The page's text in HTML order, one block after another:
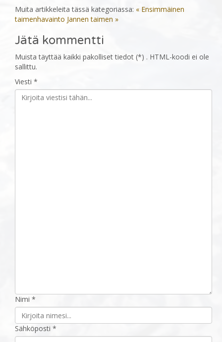
Muita artikkeleita tässä kategoriassa: « Ensimmäinen
taimenhavainto Jannen taimen »
Jätä kommentti
Muista täyttää kaikki pakolliset tiedot (*) . HTML-koodi ei ole
sallittu.
Viesti *
Nimi *
Sähköposti *